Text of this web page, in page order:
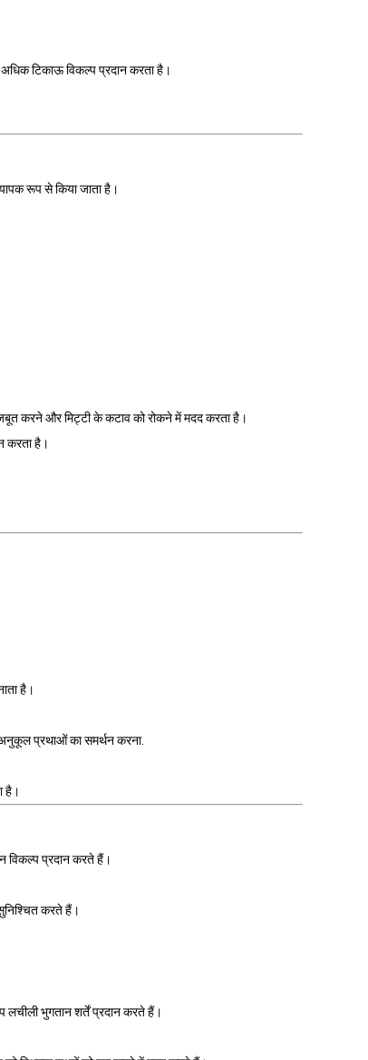
अधिक टिकाऊ विकल्प प्रदान करता है।
रूप से किया जाता है।
करने और मिट्टी के कटाव को रोकने में मदद करता है।
करता है।
है।
अनुकूल प्रथाओं का समर्थन करना.
है।
विकल्प प्रदान करते हैं।
करते हैं।
भुगतान शर्तें प्रदान करते हैं।